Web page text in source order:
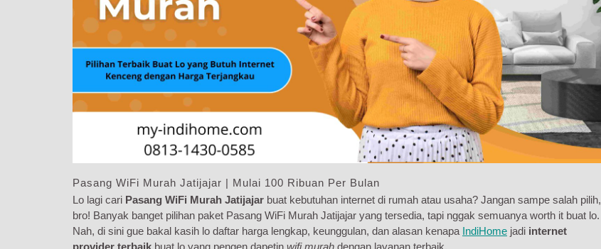
Pasang WiFi Murah Jatijajar | Mulai 100 Ribuan Per Bulan
Lo lagi cari Pasang WiFi Murah Jatijajar buat kebutuhan internet di rumah atau usaha? Jangan sampe salah pilih,
bro! Banyak banget pilihan paket Pasang WiFi Murah Jatijajar yang tersedia, tapi nggak semuanya worth it buat lo.
Nah, di sini gue bakal kasih lo daftar harga lengkap, keunggulan, dan alasan kenapa IndiHome jadi internet
provider terbaik buat lo yang pengen dapetin wifi murah dengan layanan terbaik.